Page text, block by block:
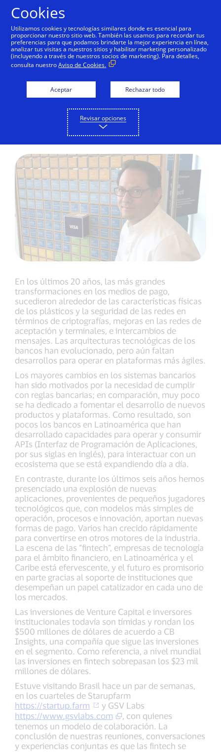
IMPACTO GLOBAL
¿Por qué la Banca y las
Fintech tienen un futuro
en común?
Rubén Salazar Genovez
En los últimos 20 años, las más grandes
transformaciones en los medios de pago,
sucedieron alrededor de las características físicas
de los plásticos y la seguridad de las redes en
términos de criptografías, mejoras en las redes de
aceptación y terminales, e intercambios de
mensajes. Las arquitecturas tecnológicas de los
bancos han evolucionado, pero aún faltan
desarrollos para operar en plataformas más ágiles.
Los mayores cambios en los sistemas bancarios
han sido motivados por la necesidad de cumplir
con reglas bancarias; en comparación, muy poco
se ha dedicado a fomentar el desarrollo de nuevos
productos y plataformas. Como resultado, son
pocos los bancos en Latinoamérica que han
desarrollado capacidades para operar y consumir
APIs (Interfaz de Programación de Aplicaciones,
por sus siglas en inglés), para interactuar con un
ecosistema que se está expandiendo día a día.
En contraste, durante los últimos seis años hemos
presenciado una explosión de nuevas
aplicaciones, provenientes de pequeños jugadores
tecnológicos que, con modelos más simples de
operación, procesos e innovación, aportan nuevas
formas de pago. Varios han crecido rápidamente
para convertirse en otros motores de la industria.
La escena de las “fintech”, empresas de tecnología
para el ámbito financiero, en Latinoamérica y el
Caribe está efervescente, y el futuro es promisorio
en parte gracias al soporte de instituciones que
desempeñan un papel catalizador en cada uno de
los mercados.
Las inversiones de Venture Capital e inversores
institucionales todavía son tímidas y rondan los
$500 millones de dólares de acuerdo a CB
Insights, una compañía que sigue las inversiones
en el segmento. Como referencia, a nivel mundial
las inversiones en fintech sobrepasan los $23 mil
millones de dólares.
Estuve visitando Brasil hace un par de semanas,
en los cuarteles de Starupfarm
https://startup.farm
y GSV Labs
https://www.gsvlabs.com
, con quienes
tenemos un modelo de colaboración. La
conclusión de nuestras reuniones, conversaciones
y experiencias conjuntas es que las fintech se
Cookies
Utilizamos cookies y tecnologías similares donde es esencial para
proporcionar nuestro sitio web. También las usamos para recordar tus
preferencias para que podamos brindarte la mejor experiencia en línea,
analizar tus visitas a nuestros sitios y habilitar marketing personalizado
(incluyendo a través de nuestros socios de marketing). Para detalles,
consulta nuestroAviso de Cookies.
Aceptar Rechazar todo
Revisar opciones